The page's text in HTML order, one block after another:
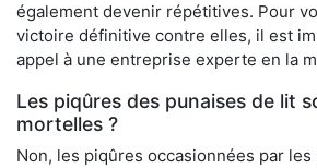
également devenir répétitives. Pour
victoire définitive contre elles, il est
appel à une entreprise experte en la
Les piqûres des punaises de lit
mortelles ?
Non, les piqûres occasionnées par